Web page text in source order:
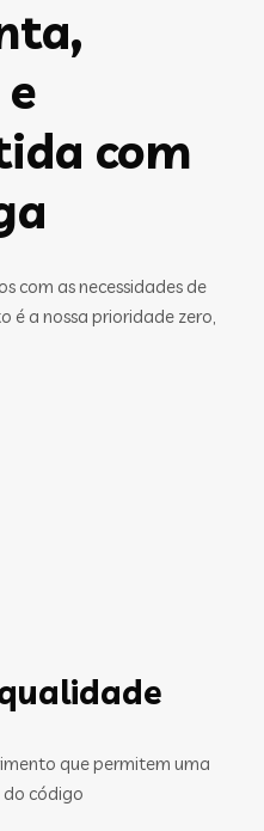
com
com as necessidades de
é a nossa prioridade zero,
que permitem uma
código